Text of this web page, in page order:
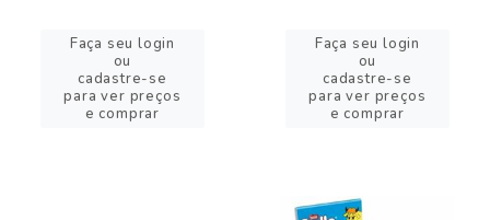
Faça seu login
ou
cadastre-se
para ver preços
e comprar
Faça seu login
ou
cadastre-se
para ver preços
e comprar